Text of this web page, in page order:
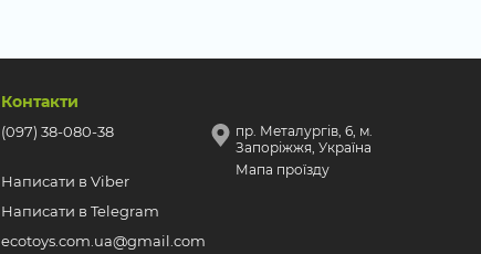
Контакти
(097) 38-080-38
Написати в Viber
Написати в Telegram
ecotoys.com.ua@gmail.com
пр. Металургів, 6, м.
Запоріжжя, Україна
Мапа проїзду